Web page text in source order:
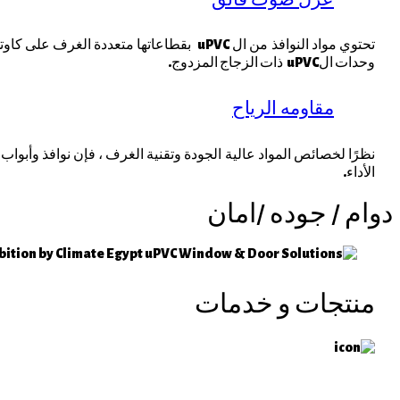
وحدات الuPVC ذات الزجاج المزدوج.
مقاومه الرياح
الأداء.
دوام / جوده /امان
منتجات و خدمات